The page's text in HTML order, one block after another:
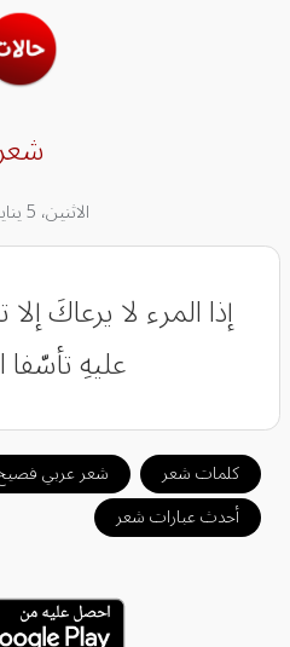
الاثنين، 5 يناير 2026
إذا المرء لا يرعاكَ
عليهِ
كلمات شعر شعر عربي
أحدث عبارات شعر